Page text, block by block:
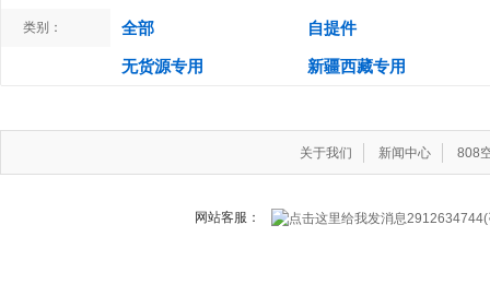
类别： 全部 自提件
无货源专用 新疆西藏专用
关于我们 新闻中心 808
网站客服：